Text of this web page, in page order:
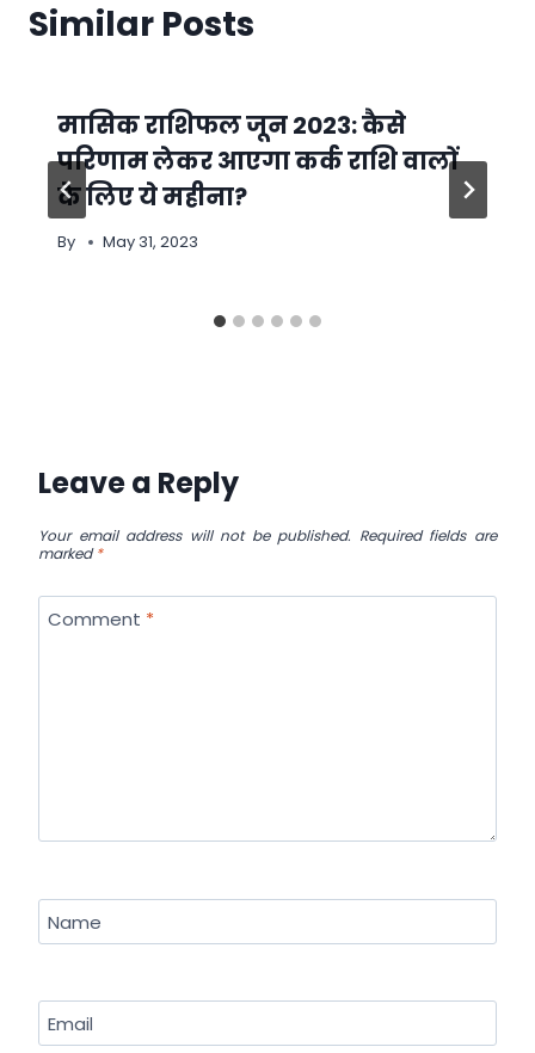
Similar Posts
मासिक राशिफल जून 2023: कैसे
परिणाम लेकर आएगा कर्क राशि वालों
के लिए ये महीना?
By May 31, 2023
Leave a Reply
Your email address will not be published. Required fields are
marked*
Comment *
Name
Email